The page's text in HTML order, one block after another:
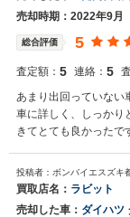
売却時期：2022年9月
総合評価 5
査定額： 5 連絡： 5
あまり出回っていない
車に詳しく、しっかり
きてとても良かったで
投稿者：ボンバイエスズキ
買取店名： ラビット
売却した車： ダイハツ